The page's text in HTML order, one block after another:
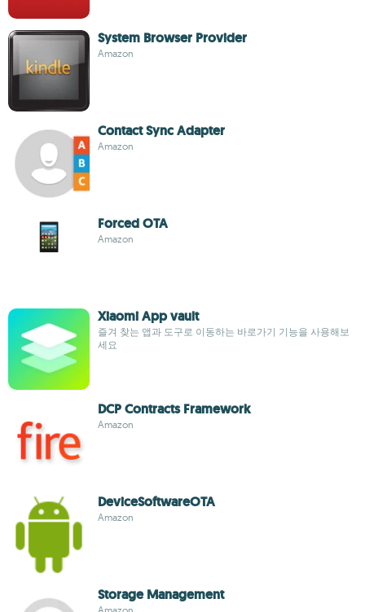
System Browser Provider
Amazon
Contact Sync Adapter
Amazon
Forced OTA
Amazon
Xiaomi App vault
즐겨 찾는 앱과 도구로 이동하는 바로가기 기능을 사용해보
세요
DCP Contracts Framework
Amazon
DeviceSoftwareOTA
Amazon
Storage Management